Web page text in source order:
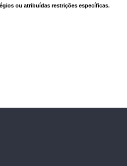
ou atribuídas restrições específicas.